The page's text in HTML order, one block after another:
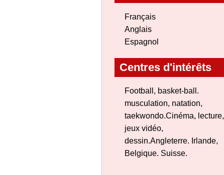
Français
Anglais
Espagnol
Centres d'intérêts
Football, basket-ball.
musculation, natation,
taekwondo.Cinéma, lecture,
jeux vidéo,
dessin.Angleterre. Irlande,
Belgique. Suisse.